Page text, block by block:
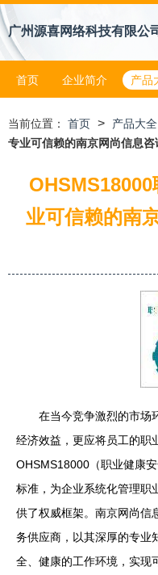
广州源喜网络科技有限公
首页 企业简介 产品
当前位置： 首页 > 产品大全
专业可信赖的南京网尚信息咨
业可信赖的南
在当今竞争激烈的市场
经济效益，更应将员工的职
OHSMS18000（职业健康
标准，为企业系统化管理职
供了权威框架。南京网尚信
务供应商，以其深厚的专业
全、健康的工作环境，实现